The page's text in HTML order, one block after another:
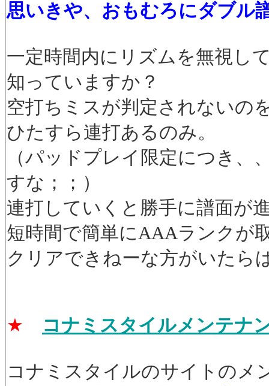
思いきや、おもむろにダブル
一定時間内にリズムを無視し
知っていますか？
空打ちミスが判定されないの
ひたすら連打あるのみ。
（パッドプレイ限定につき
すな；；）
連打していくと勝手に譜面が
短時間で簡単にAAAランクが
クリアできねーな方がいたら
★ コナミスタイルメンテナ
コナミスタイルのサイトのメ